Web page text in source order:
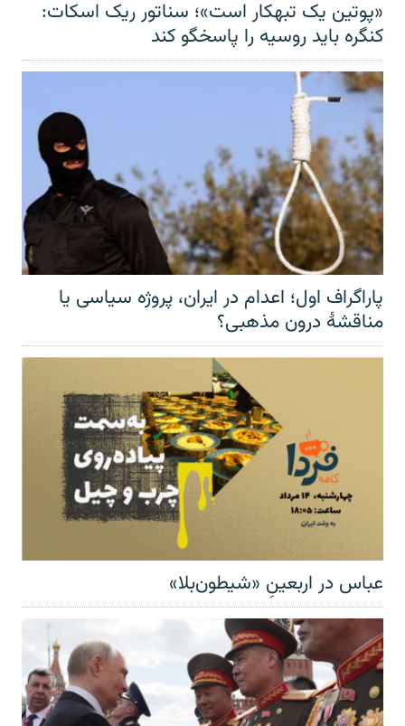
«پوتین یک تبهکار است»؛ سناتور ریک اسکات:
کنگره باید روسیه را پاسخگو کند
پاراگراف اول؛ اعدام در ایران، پروژه سیاسی یا
مناقشهٔ درون مذهبی؟
عباس در اربعینِ «شیطون‌بلا»